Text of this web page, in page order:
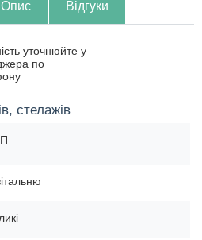
Опис Відгуки
уточнюйте у
по
стелажів